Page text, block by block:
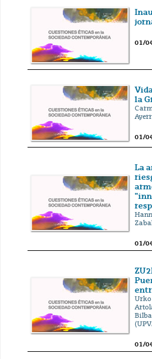
01/
la
01/
La
01/
Urko
01/